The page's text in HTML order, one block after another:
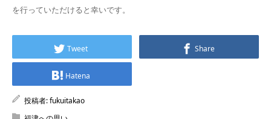
を行っていただけると幸いです。
Tweet Share
Hatena
投稿者:fukuitakao